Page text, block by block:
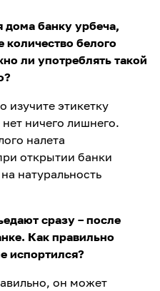
дома банку урбеча,
белого
ли употреблять такой
изучите этикетку
нет ничего лишнего.
налета
открытии банки
натуральность
сразу – после
Как правильно
испортился?
он может